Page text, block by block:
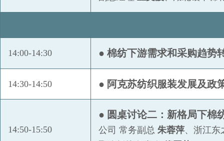
14:00-14:30 ● 棉纺下游需求和采购趋势
14:30-14:50 ● 阿克苏纺织服装发展及政
14:50-15:50
● 圆桌讨论二：新格局下棉
公司 常务副总 朱蓉萍、浙江
翱兰（上海）商贸有限公司
北京海鹏私募基金管理有限公司
中科院苏州医工所
中棉集团广东棉花有限公司
中原期货股份有限公司
州颖国际贸易（青岛）有限公司